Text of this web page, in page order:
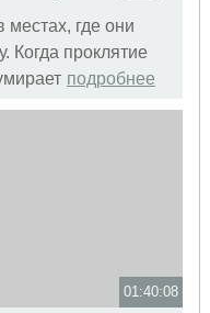
местах, где они
Когда проклятие
подробнее
01:40:08